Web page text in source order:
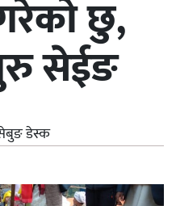
छु,
सेईङ
डेस्क